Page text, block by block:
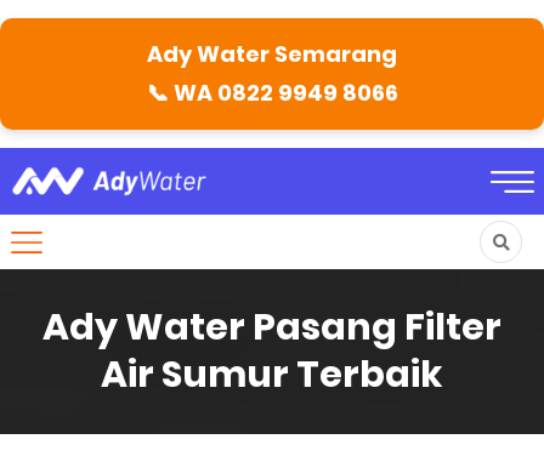
Ady Water Semarang
📞 WA 0822 9949 8066
Ady Water Pasang Filter
Air Sumur Terbaik